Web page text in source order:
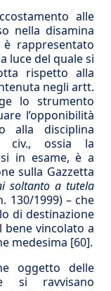
alle
nella disamina
rappresentato
luce del quale si
rispetto alla
negli artt.
lo strumento
l’opponibilità
alla disciplina
ossia la
in esame, è a
sulla Gazzetta
soltanto a tutela
130/1999) – che
di destinazione
vincolato a
medesima [60].
oggetto delle
si ravvisano